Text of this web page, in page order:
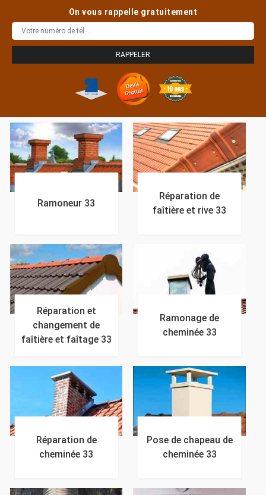
On vous rappelle gratuitement
Ramoneur 33
Réparation de
faîtière et rive 33
Réparation et
changement de
faîtière et faîtage 33
Ramonage de
cheminée 33
Réparation de
cheminée 33
Pose de chapeau de
cheminée 33